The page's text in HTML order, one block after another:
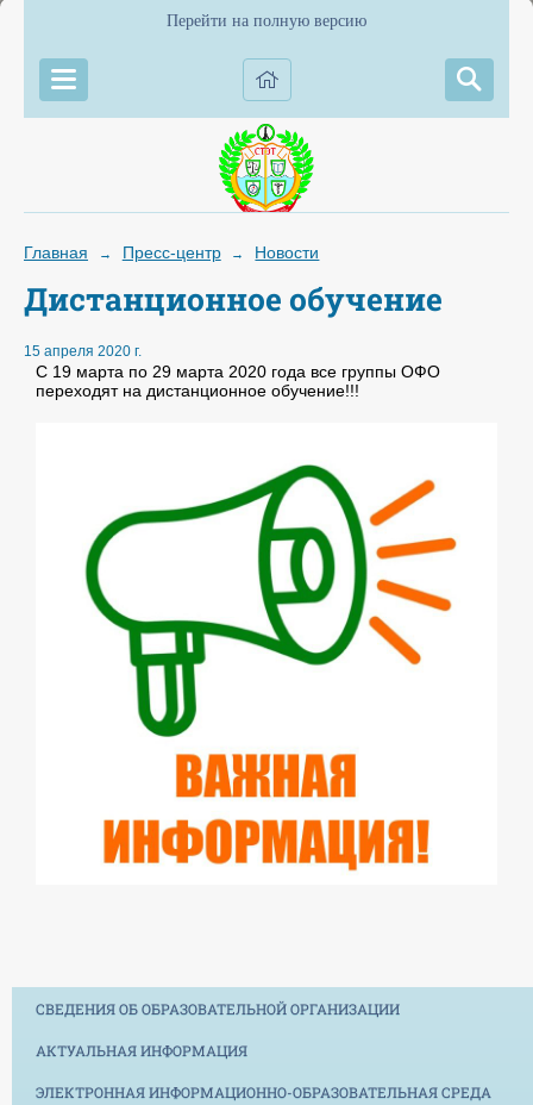
Перейти на полную версию
Главная → Пресс-центр → Новости
Дистанционное обучение
15 апреля 2020 г.
С 19 марта по 29 марта 2020 года все группы ОФО
переходят на дистанционное обучение!!!
СВЕДЕНИЯ ОБ ОБРАЗОВАТЕЛЬНОЙ ОРГАНИЗАЦИИ
АКТУАЛЬНАЯ ИНФОРМАЦИЯ
ЭЛЕКТРОННАЯ ИНФОРМАЦИОННО-ОБРАЗОВАТЕЛЬНАЯ СРЕДА